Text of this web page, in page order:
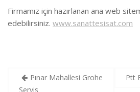
Firmamız için hazırlanan ana web
edebilirsiniz. www.sanattesisat.com
YazıPınar Mahallesi Grohe
Servis
Ptt